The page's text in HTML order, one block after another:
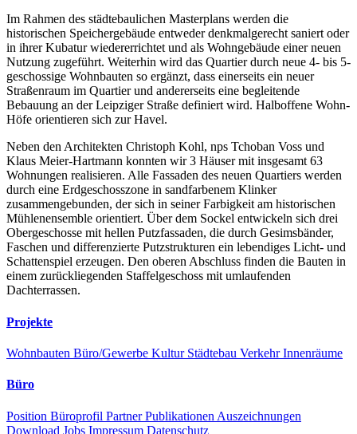
Im Rahmen des städtebaulichen Masterplans werden die
historischen Speichergebäude entweder denkmalgerecht saniert oder
in ihrer Kubatur wiedererrichtet und als Wohngebäude einer neuen
Nutzung zugeführt. Weiterhin wird das Quartier durch neue 4- bis 5-
geschossige Wohnbauten so ergänzt, dass einerseits ein neuer
Straßenraum im Quartier und andererseits eine begleitende
Bebauung an der Leipziger Straße definiert wird. Halboffene Wohn-
Höfe orientieren sich zur Havel.
Neben den Architekten Christoph Kohl, nps Tchoban Voss und
Klaus Meier-Hartmann konnten wir 3 Häuser mit insgesamt 63
Wohnungen realisieren. Alle Fassaden des neuen Quartiers werden
durch eine Erdgeschosszone in sandfarbenem Klinker
zusammengebunden, der sich in seiner Farbigkeit am historischen
Mühlenensemble orientiert. Über dem Sockel entwickeln sich drei
Obergeschosse mit hellen Putzfassaden, die durch Gesimsbänder,
Faschen und differenzierte Putzstrukturen ein lebendiges Licht- und
Schattenspiel erzeugen. Den oberen Abschluss finden die Bauten in
einem zurückliegenden Staffelgeschoss mit umlaufenden
Dachterrassen.
Projekte
Wohnbauten Büro/Gewerbe Kultur Städtebau VerkehrInnenräume
Büro
Position Büroprofil PartnerPublikationen Auszeichnungen
Download Jobs Impressum Datenschutz